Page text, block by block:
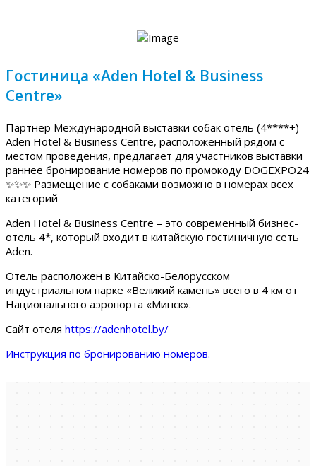
Гостиница «Aden Hotel & Business
Centre»
Партнер Международной выставки собак отель (4****+)
Aden Hotel & Business Centre, расположенный рядом с
местом проведения, предлагает для участников выставки
раннее бронирование номеров по промокоду DOGEXPO24
✨✨✨ Размещение с собаками возможно в номерах всех
категорий
Aden Hotel & Business Centre – это современный бизнес-
отель 4*, который входит в китайскую гостиничную сеть
Aden.
Отель расположен в Китайско-Белорусском
индустриальном парке «Великий камень» всего в 4 км от
Национального аэропорта «Минск».
Сайт отеля https://adenhotel.by/
Инструкция по бронированию номеров.